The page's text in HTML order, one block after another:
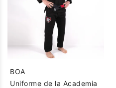
BOA
Uniforme de la Academia